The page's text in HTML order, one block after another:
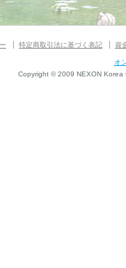
特定商取引法に基づく表記 資
オ
Copyright © 2009 NEXON Korea